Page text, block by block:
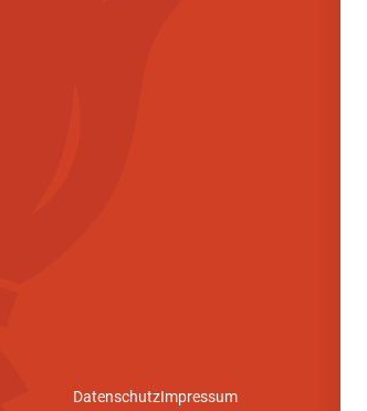
DatenschutzImpressum